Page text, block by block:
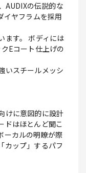
AUDIXの伝説的な
イヤフラムを採用
ます。 ボディには
Eコート仕上げの
いスチールメッシ
けに意図的に設計
ドはほとんど聞こ
ーカルの明瞭が際
カップ」するパフ